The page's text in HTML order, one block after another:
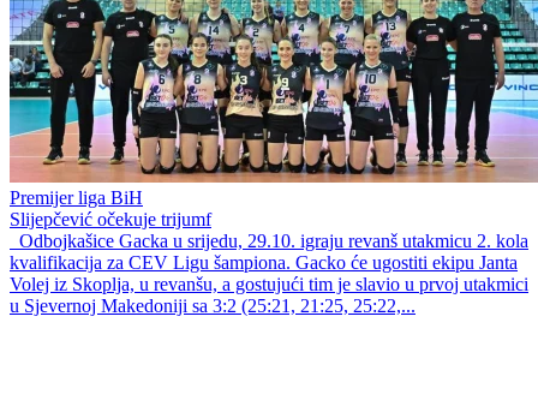
Premijer liga BiH
Slijepčević očekuje trijumf
Odbojkašice Gacka u srijedu, 29.10. igraju revanš utakmicu 2. kola
kvalifikacija za CEV Ligu šampiona. Gacko će ugostiti ekipu Janta
Volej iz Skoplja, u revanšu, a gostujući tim je slavio u prvoj utakmici
u Sjevernoj Makedoniji sa 3:2 (25:21, 21:25, 25:22,...